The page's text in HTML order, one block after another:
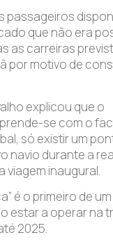
passageiros
que não era
as carreiras
por motivo de
explicou que o
se com o
só existir um
navio durante a
viagem inaugural.
é o primeiro de
estar a operar na
2025.